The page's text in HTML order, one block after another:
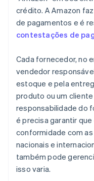
crédito. A Amazon
de pagamentos e é
contestações de
Cada fornecedor, no
vendedor
estoque e pela
produto ou um
responsabilidade do
é precisa garantir
conformidade com
nacionais e
também pode
isso varia.